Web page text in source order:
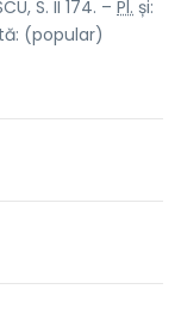
S. II 174. – Pl. și:
(popular)